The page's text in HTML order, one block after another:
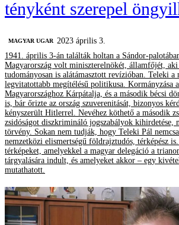
tényként szerepel
MAGYAR UGAR
2023 április 3.
1941. április 3-án találták holtan a Sándor-
Magyarország volt miniszterelnökét, államfőjét,
tudományosan is alátámasztott revízióban. Teleki a
legvitatottabb megítélésű politikusa. Kormányzása
Magyarországhoz Kárpátalja, és a második bécsi
is, bár őrizte az ország szuverenitását, bizonyos
kényszerült Hitlerrel. Nevéhez köthető a második
zsidóságot diszkrimináló jogszabályok kihirdetése,
törvény. Sokan nem tudják, hogy Teleki Pál
nemzetközi elismertségű földrajztudós, térképész
térképeket, amelyekkel a magyar delegáció a
tárgyalására indult, és amelyeket akkor – egy
mutathatott.